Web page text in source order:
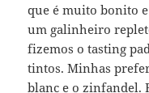
que é muito bonito
um galinheiro
fizemos o tasting
tintos. Minhas
blanc e o zinfandel.